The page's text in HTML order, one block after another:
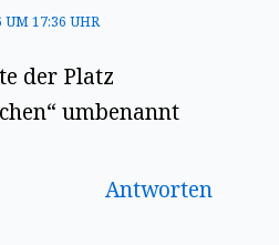
UM 17:36 UHR
der Platz
umbenannt
Antworten